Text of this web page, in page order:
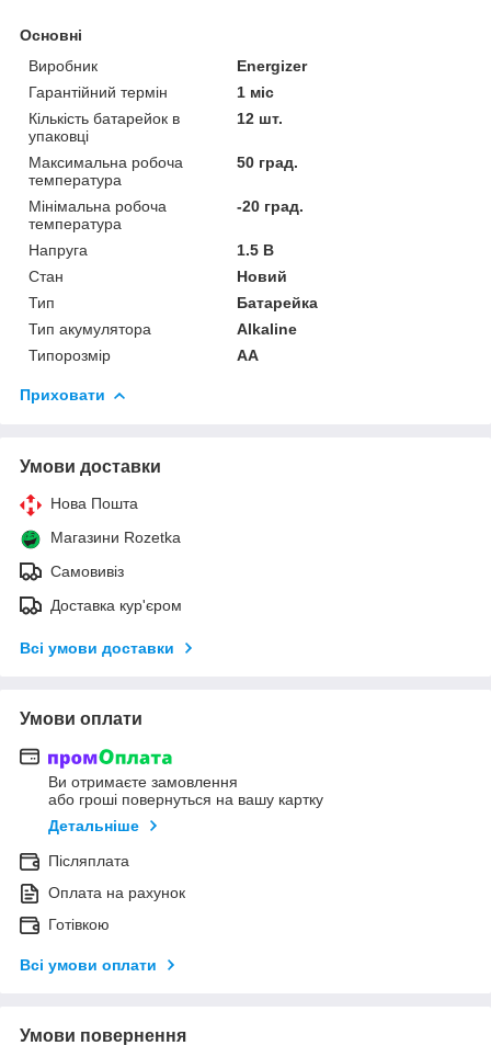
Основні
Виробник
Energizer
Гарантійний термін
1 міс
Кількість батарейок в
упаковці
12 шт.
Максимальна робоча
температура
50 град.
Мінімальна робоча
температура
-20 град.
Напруга
1.5 В
Стан
Новий
Тип
Батарейка
Тип акумулятора
Alkaline
Типорозмір
AA
Приховати
Умови доставки
Нова Пошта
Магазини Rozetka
Самовивіз
Доставка кур'єром
Всі умови доставки
Умови оплати
Ви отримаєте замовлення
або гроші повернуться на вашу картку
Детальніше
Післяплата
Оплата на рахунок
Готівкою
Всі умови оплати
Умови повернення